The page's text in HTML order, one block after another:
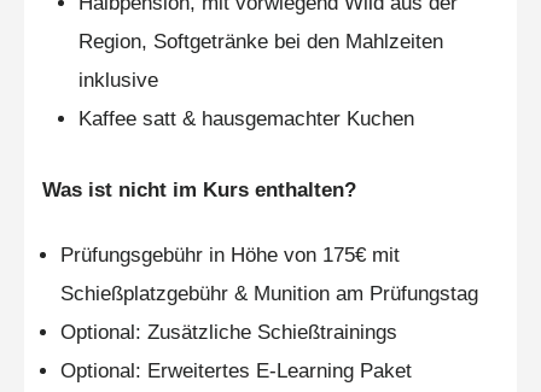
Region, Softgetränke bei den Mahlzeiten
inklusive
Kaffee satt & hausgemachter Kuchen
Was ist nicht im Kurs enthalten?
Prüfungsgebühr in Höhe von 175€ mit
Schießplatzgebühr & Munition am Prüfungstag
Optional: Zusätzliche Schießtrainings
Optional: Erweitertes E-Learning Paket